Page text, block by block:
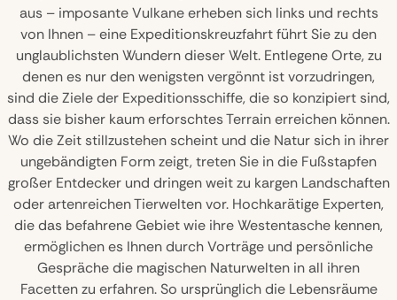
aus – imposante Vulkane erheben sich links und rechts
von Ihnen – eine Expeditionskreuzfahrt führt Sie zu den
unglaublichsten Wundern dieser Welt. Entlegene Orte, zu
denen es nur den wenigsten vergönnt ist vorzudringen,
sind die Ziele der Expeditionsschiffe, die so konzipiert sind,
dass sie bisher kaum erforschtes Terrain erreichen können.
Wo die Zeit stillzustehen scheint und die Natur sich in ihrer
ungebändigten Form zeigt, treten Sie in die Fußstapfen
großer Entdecker und dringen weit zu kargen Landschaften
oder artenreichen Tierwelten vor. Hochkarätige Experten,
die das befahrene Gebiet wie ihre Westentasche kennen,
ermöglichen es Ihnen durch Vorträge und persönliche
Gespräche die magischen Naturwelten in all ihren
Facetten zu erfahren. So ursprünglich die Lebensräume